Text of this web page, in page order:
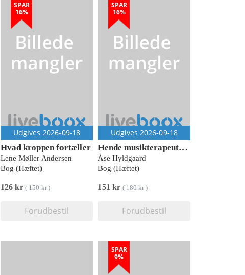
SPAR
16%
Udgives 2026-09-18
Hvad kroppen fortæller
Lene Møller Andersen
Bog (Hæftet)
126 kr ( 150 kr)
Forudbestil
SPAR
16%
Udgives 2026-09-18
Hende musikterapeuten kommer og spiller
Åse Hyldgaard
Bog (Hæftet)
151 kr ( 180 kr)
Forudbestil
SPAR
9%